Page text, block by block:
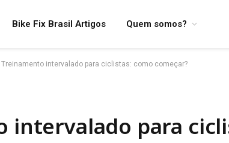
Bike Fix Brasil Artigos Quem somos?
Treinamento intervalado para ciclistas: como começar?
intervalado para